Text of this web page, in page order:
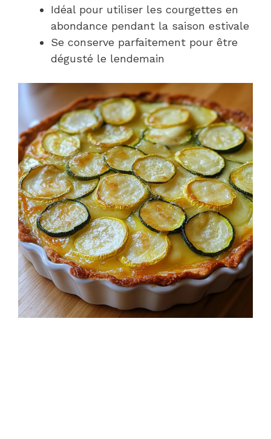
Idéal pour utiliser les courgettes en
abondance pendant la saison estivale
Se conserve parfaitement pour être
dégusté le lendemain